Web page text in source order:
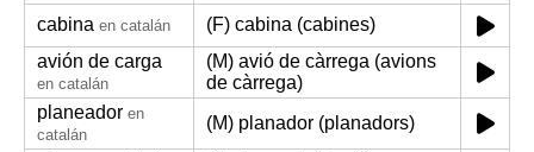
cabina en catalán
(F) cabina (cabines)
avión de carga
en catalán
(M) avió de càrrega (avions
de càrrega)
planeador en
catalán
(M) planador (planadors)